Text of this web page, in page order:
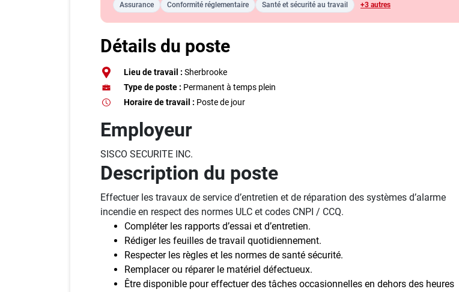
Employeurs
Publiez une offre d'emploi
Assurance Conformité réglementaire Santé et sécurité au travail +3 autres
Détails du poste
Lieu de travail : Sherbrooke
Type de poste : Permanent à temps plein
Horaire de travail : Poste de jour
Employeur
SISCO SECURITE INC.
Description du poste
Effectuer les travaux de service d’entretien et de réparation des systèmes d’alarme
incendie en respect des normes ULC et codes CNPI / CCQ.
Compléter les rapports d’essai et d’entretien.
Rédiger les feuilles de travail quotidiennement.
Respecter les règles et les normes de santé sécurité.
Remplacer ou réparer le matériel défectueux.
Être disponible pour effectuer des tâches occasionnelles en dehors des heures